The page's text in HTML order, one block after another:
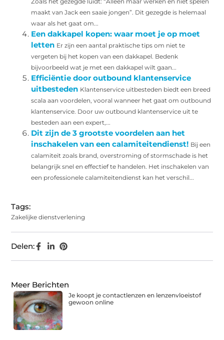
maakt van Jack een saaie jongen”. Dit gezegde is helemaal
waar als het gaat om...
Een dakkapel kopen: waar moet je op moet
letten Er zijn een aantal praktische tips om niet te
vergeten bij het kopen van een dakkapel. Bedenk
bijvoorbeeld wat je met een dakkapel wilt gaan...
Efficiëntie door outbound klantenservice
uitbesteden Klantenservice uitbesteden biedt een breed
scala aan voordelen, vooral wanneer het gaat om outbound
klantenservice. Door uw outbound klantenservice uit te
besteden aan een expert,...
Dit zijn de 3 grootste voordelen aan het
inschakelen van een calamiteitendienst! Bij een
calamiteit zoals brand, overstroming of stormschade is het
belangrijk snel en effectief te handelen. Het inschakelen van
een professionele calamiteitendienst kan het verschil...
Tags:
Zakelijke dienstverlening
Delen:
Meer Berichten
Je koopt je contactlenzen en lenzenvloeistof
gewoon online